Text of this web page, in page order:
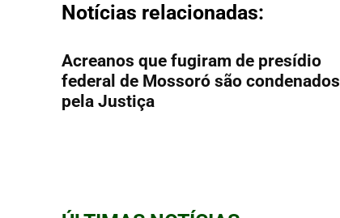
Notícias relacionadas:
Acreanos que fugiram de presídio
federal de Mossoró são condenados
pela Justiça